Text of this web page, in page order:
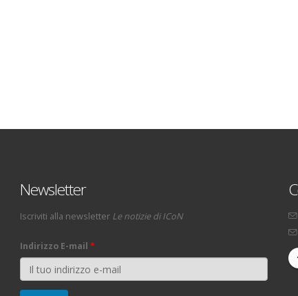
Newsletter
Iscriviti alla newsletter Le notizie di ICoN
Indirizzo E-mail *